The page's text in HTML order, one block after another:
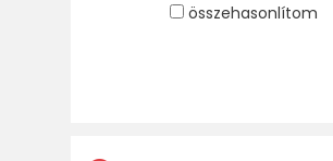
összehasonlítom